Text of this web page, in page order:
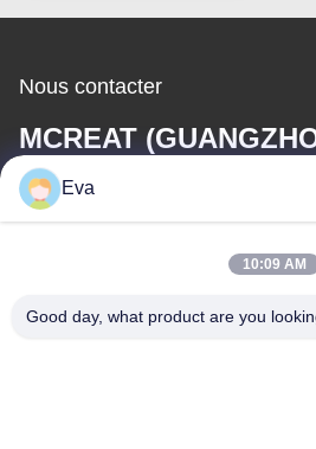
Nous contacter
MCREAT
CO.,LTD
Eva
10:09 AM
Good day, what product are you